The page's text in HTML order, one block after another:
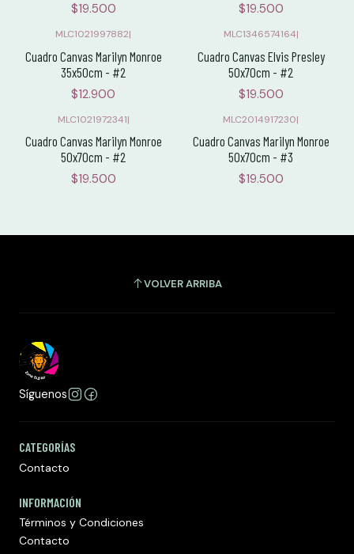
$19.500
$19.500
MLC1021997882|
Cuadro Canvas Marilyn Monroe
35x50cm - #2
$12.900
MLC1346574164|
Cuadro Canvas Elvis Presley
50x70cm - #2
$19.500
MLC1021972341|
Cuadro Canvas Marilyn Monroe
50x70cm - #2
$19.500
MLC2014917230|
Cuadro Canvas Marilyn Monroe
50x70cm - #3
$19.500
VOLVER ARRIBA
Síguenos
CATEGORÍAS
Contacto
INFORMACIÓN
Términos y Condiciones
Contacto